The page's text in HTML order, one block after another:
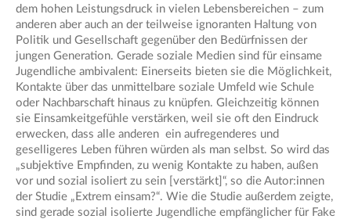
dem hohen Leistungsdruck in vielen Lebensbereichen – zum
anderen aber auch an der teilweise ignoranten Haltung von
Politik und Gesellschaft gegenüber den Bedürfnissen der
jungen Generation. Gerade soziale Medien sind für einsame
Jugendliche ambivalent: Einerseits bieten sie die Möglichkeit,
Kontakte über das unmittelbare soziale Umfeld wie Schule
oder Nachbarschaft hinaus zu knüpfen. Gleichzeitig können
sie Einsamkeitgefühle verstärken, weil sie oft den Eindruck
erwecken, dass alle anderen ein aufregenderes und
geselligeres Leben führen würden als man selbst. So wird das
„subjektive Empfinden, zu wenig Kontakte zu haben, außen
vor und sozial isoliert zu sein [verstärkt]“, so die Autor:innen
der Studie „Extrem einsam?“. Wie die Studie außerdem zeigte,
sind gerade sozial isolierte Jugendliche empfänglicher für Fake